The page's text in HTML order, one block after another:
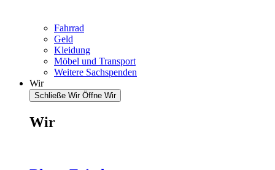
Fahrrad
Geld
Kleidung
Möbel und Transport
Weitere Sachspenden
Wir
Schließe Wir Öffne Wir
Wir